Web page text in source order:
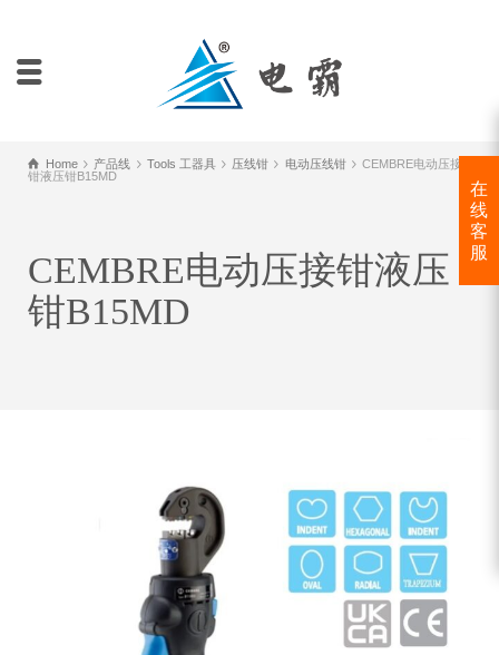
Home 产品线 Tools 工器具 压线钳 电动压线钳
CEMBRE电动压接
钳液压钳B15MD
CEMBRE电动压接钳液压
钳B15MD
在
线
客
服